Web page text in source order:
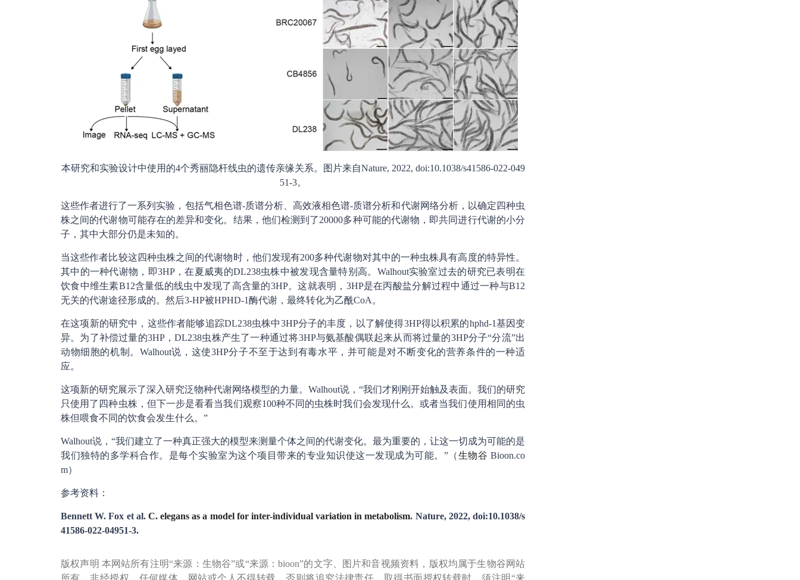
本研究和实验设计中使用的4个秀丽隐杆线虫的遗传亲缘关系。图片来自Nature, 2022, doi:10.1038/s41586-022-049
51-3。
这些作者进行了一系列实验，包括气相色谱-质谱分析、高效液相色谱-质谱分析和代谢网络分析，以确定四种虫
株之间的代谢物可能存在的差异和变化。结果，他们检测到了20000多种可能的代谢物，即共同进行代谢的小分
子，其中大部分仍是未知的。
当这些作者比较这四种虫株之间的代谢物时，他们发现有200多种代谢物对其中的一种虫株具有高度的特异性。
其中的一种代谢物，即3HP，在夏威夷的DL238虫株中被发现含量特别高。Walhout实验室过去的研究已表明在
饮食中维生素B12含量低的线虫中发现了高含量的3HP。这就表明，3HP是在丙酸盐分解过程中通过一种与B12
无关的代谢途径形成的。然后3-HP被HPHD-1酶代谢，最终转化为乙酰CoA。
在这项新的研究中，这些作者能够追踪DL238虫株中3HP分子的丰度，以了解使得3HP得以积累的hphd-1基因变
异。为了补偿过量的3HP，DL238虫株产生了一种通过将3HP与氨基酸偶联起来从而将过量的3HP分子“分流”出
动物细胞的机制。Walhout说，这使3HP分子不至于达到有毒水平，并可能是对不断变化的营养条件的一种适
应。
这项新的研究展示了深入研究泛物种代谢网络模型的力量。Walhout说，“我们才刚刚开始触及表面。我们的研究
只使用了四种虫株，但下一步是看看当我们观察100种不同的虫株时我们会发现什么。或者当我们使用相同的虫
株但喂食不同的饮食会发生什么。”
Walhout说，“我们建立了一种真正强大的模型来测量个体之间的代谢变化。最为重要的，让这一切成为可能的是
我们独特的多学科合作。是每个实验室为这个项目带来的专业知识使这一发现成为可能。”（生物谷 Bioon.co
m）
参考资料：
Bennett W. Fox et al. C. elegans as a model for inter-individual variation in metabolism. Nature, 2022, doi:10.1038/s
41586-022-04951-3.
版权声明 本网站所有注明“来源：生物谷”或“来源：bioon”的文字、图片和音视频资料，版权均属于生物谷网站
所有。非经授权，任何媒体、网站或个人不得转载，否则将追究法律责任。取得书面授权转载时，须注明“来